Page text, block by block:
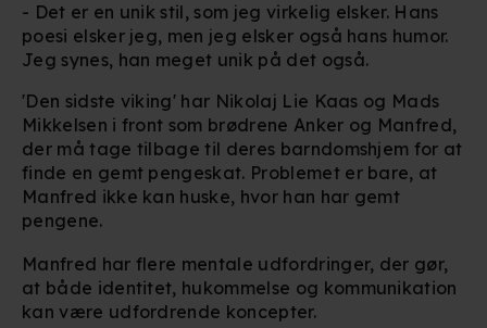
- Det er en unik stil, som jeg virkelig elsker. Hans
poesi elsker jeg, men jeg elsker også hans humor.
Jeg synes, han meget unik på det også.
'Den sidste viking' har Nikolaj Lie Kaas og Mads
Mikkelsen i front som brødrene Anker og Manfred,
der må tage tilbage til deres barndomshjem for at
finde en gemt pengeskat. Problemet er bare, at
Manfred ikke kan huske, hvor han har gemt
pengene.
Manfred har flere mentale udfordringer, der gør,
at både identitet, hukommelse og kommunikation
kan være udfordrende koncepter.